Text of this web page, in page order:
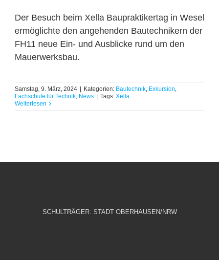
Der Besuch beim Xella Baupraktikertag in Wesel
ermöglichte den angehenden Bautechnikern der
FH11 neue Ein- und Ausblicke rund um den
Mauerwerksbau.
Samstag, 9. März, 2024 Kategorien: Bautechnik, Exkursion,
Fachschule für Technik, News Tags: Xella
Weiterlesen
SCHULTRÄGER: STADT OBERHAUSEN/NRW